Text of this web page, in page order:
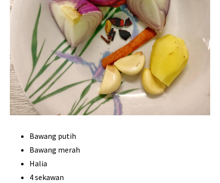
Bawang putih
Bawang merah
Halia
4 sekawan